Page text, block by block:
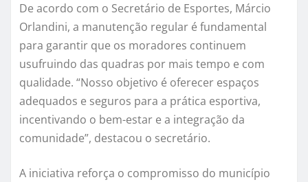
De acordo com o Secretário de Esportes, Márcio
Orlandini, a manutenção regular é fundamental
para garantir que os moradores continuem
usufruindo das quadras por mais tempo e com
qualidade. “Nosso objetivo é oferecer espaços
adequados e seguros para a prática esportiva,
incentivando o bem-estar e a integração da
comunidade”, destacou o secretário.
A iniciativa reforça o compromisso do município